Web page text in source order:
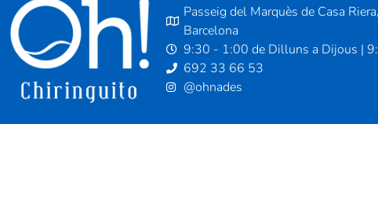
Passeig del Marquès de Casa
Barcelona
9:30 - 1:00 de Dilluns a Dijous |
692 33 66 53
@ohnades